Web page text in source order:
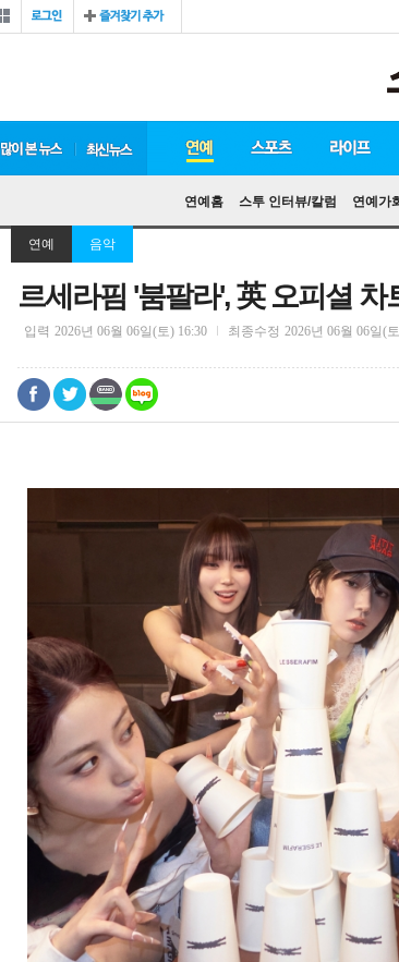
많이 본 뉴스 최신 뉴스 연예
연예홈 스투 인터뷰/칼럼 연예가
스포츠 라이프
연예 음악
르세라핌 '붐팔라', 英 오피셜 차
입력 2026년 06월 06일(토) 16:30 최종수정 2026년 06월 06일(
페이 트위 밴드 네이
댓글
0